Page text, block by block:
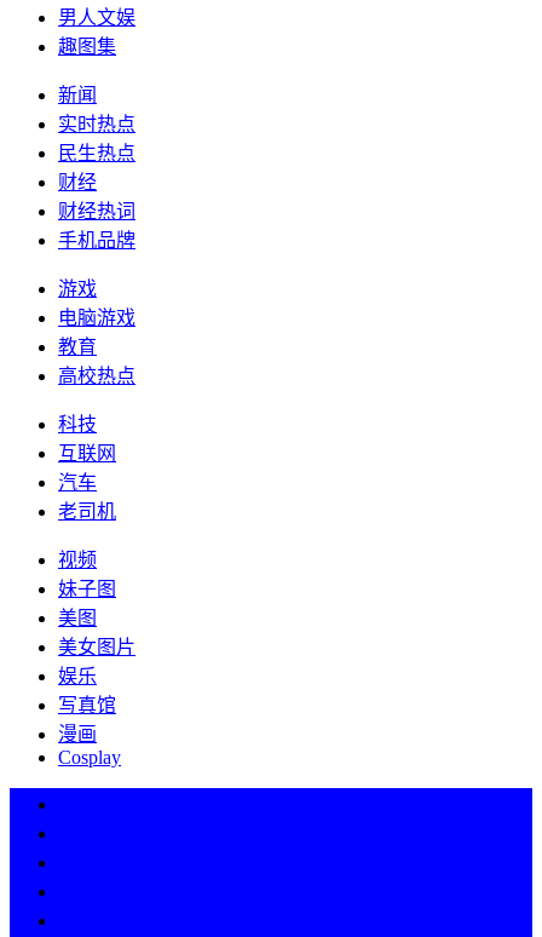
男人文娱
趣图集
新闻
实时热点
民生热点
财经
财经热词
手机品牌
游戏
电脑游戏
教育
高校热点
科技
互联网
汽车
老司机
视频
妹子图
美图
美女图片
娱乐
写真馆
漫画
Cosplay